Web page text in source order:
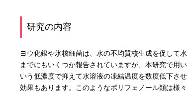
研究の内容
ヨウ化銀や氷核細菌は、水の不均質核生成を促して
までにもいくつか報告されていますが、本研究で用
いう低濃度で抑えて水溶液の凍結温度を数度低下さ
効果もあります。このようなポリフェノール類は様